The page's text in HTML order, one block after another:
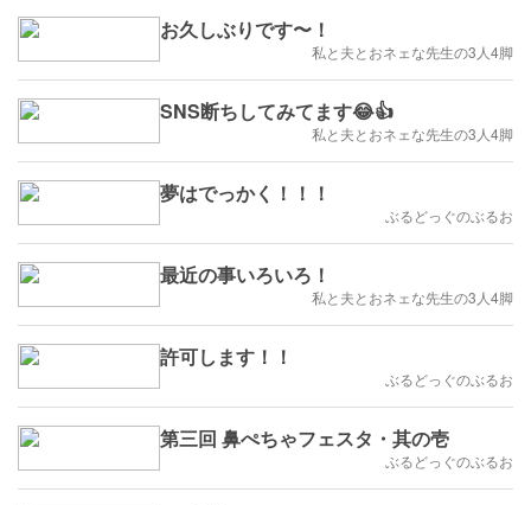
お久しぶりです〜！
私と夫とおネェな先生の3人4脚
SNS断ちしてみてます😂👍
私と夫とおネェな先生の3人4脚
夢はでっかく！！！
ぶるどっぐのぶるお
最近の事いろいろ！
私と夫とおネェな先生の3人4脚
許可します！！
ぶるどっぐのぶるお
第三回 鼻ぺちゃフェスタ・其の壱
ぶるどっぐのぶるお